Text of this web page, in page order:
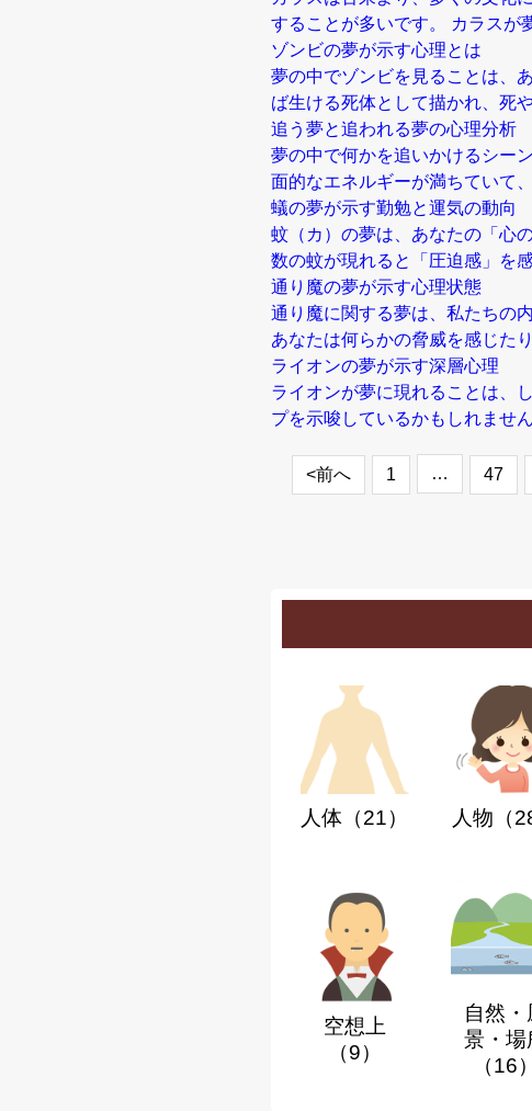
することが多いです。 カラスが
ゾンビの夢が示す心理とは
夢の中でゾンビを見ることは、
ば生ける死体として描かれ、死
追う夢と追われる夢の心理分析
夢の中で何かを追いかけるシー
面的なエネルギーが満ちていて
蟻の夢が示す勤勉と運気の動向
蚊（カ）の夢は、あなたの「心
数の蚊が現れると「圧迫感」を
通り魔の夢が示す心理状態
通り魔に関する夢は、私たちの
あなたは何らかの脅威を感じた
ライオンの夢が示す深層心理
ライオンが夢に現れることは、
プを示唆しているかもしれませ
<前へ 1 … 47
人体 （21） 人物 （
空想上
（9）
自然・
景・場
（16）